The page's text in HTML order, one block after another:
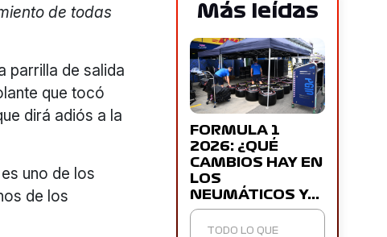
de todas
parrilla de salida
que tocó
dirá adiós a la
uno de los
de los
Más leídas
FORMULA 1
2026: ¿QUÉ
CAMBIOS HAY EN
LOS
NEUMÁTICOS Y…
TODO LO QUE